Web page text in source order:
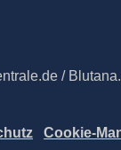
/
Cookie-